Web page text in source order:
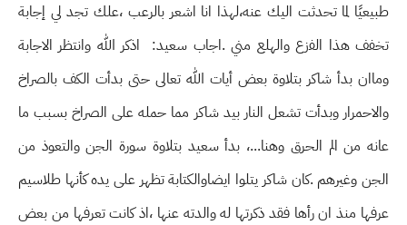
طبيعيًا لما تحدثت اليك عنه،لهذا انا اشعر بالرعب ،علك تجد لي إجابة
تخفف هذا الفزع والهلع مني .اجاب سعيد: اذكر الله وانتظر الاجابة
وماان بدأ شاكر بتلاوة بعض أيات الله تعالى حتى بدأت الكف بالصراخ
والاحمرار وبدأت تشعل النار بيد شاكر مما حمله على الصراخ بسبب ما
عانه من الم الحرق وهنا...، بدأ سعيد بتلاوة سورة الجن والتعوذ من
الجن وغيرهم .كان شاكر يتلوا ايضاوالكتابة تظهر على يده كأنها طلاسيم
عرفها منذ ان رأها فقد ذكرتها له والدته عنها ،اذ كانت تعرفها من بعض